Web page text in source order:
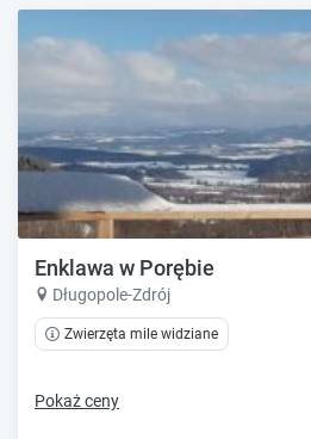
Enklawa w Porębie
Długopole-Zdrój
Zwierzęta mile widziane
Pokaż ceny